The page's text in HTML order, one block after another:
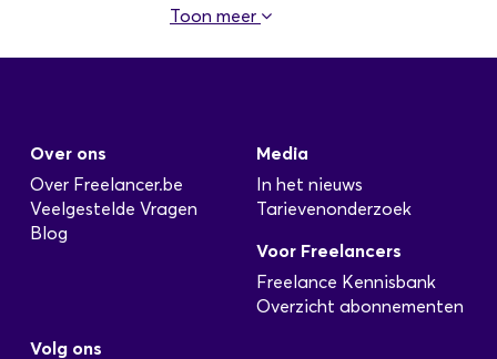
Onderhoudsmechanieker
weken per jaar, 4 dagen per week inzetbaar is.
regio roeselare
Freelance Operations & IT
Automation Specialist
Toon meer
Over ons
Over Freelancer.be
Veelgestelde Vragen
Blog
Media
In het nieuws
Tarievenonderzoek
Voor Freelancers
Freelance Kennisbank
Overzicht abonnementen
Volg ons